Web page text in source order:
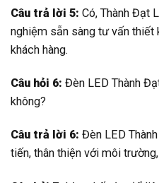
Câu trả lời 5: Có, Thành Đạt
nghiệm sẵn sàng tư vấn thiết
khách hàng.
Câu hỏi 6: Đèn LED Thành
không?
Câu trả lời 6: Đèn LED
tiến, thân thiện với môi